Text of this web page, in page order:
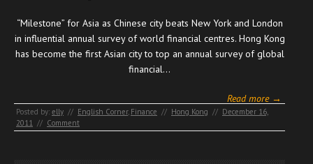
“Milestone” for Asia as Chinese city beats New York and London
in influential annual survey of world financial centres. Hong Kong
has become the first Asian city to top an annual survey of global
financial…
Read more →
Posted by: elly // English Corner, Finance // Hong Kong // December 16,
2011
// Comment